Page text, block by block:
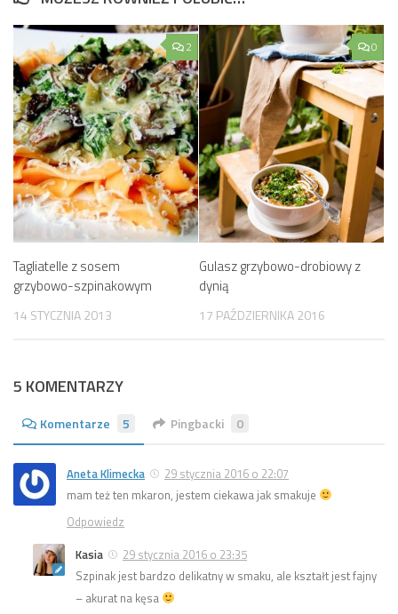
2
Tagliatelle z sosem
grzybowo-szpinakowym
14 STYCZNIA 2013
0
Gulasz grzybowo-drobiowy z
dynią
17 PAŹDZIERNIKA 2016
5 KOMENTARZY
Komentarze 5 Pingbacki 0
Aneta Klimecka
29 stycznia 2016 o 22:07
mam też ten mkaron, jestem ciekawa jak smakuje
Odpowiedz
Kasia
29 stycznia 2016 o 23:35
Szpinak jest bardzo delikatny w smaku, ale kształt jest fajny
– akurat na kęsa